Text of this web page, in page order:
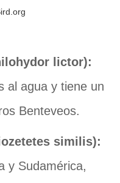
lictor):
al agua y tiene un
Benteveos.
similis):
y Sudamérica,